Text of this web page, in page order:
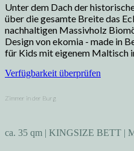
Unter dem Dach der
über die gesamte Breite das
nachhaltigen Massivholz
Design von ekomia - made in
für Kids mit eigenem Maltisch
Verfügbarkeit überprüfen
Zimmer in der Burg
ca. 35 qm | KINGSIZE BETT |